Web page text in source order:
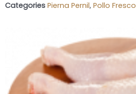
Categories Pierna Pernil, Pollo Fresco